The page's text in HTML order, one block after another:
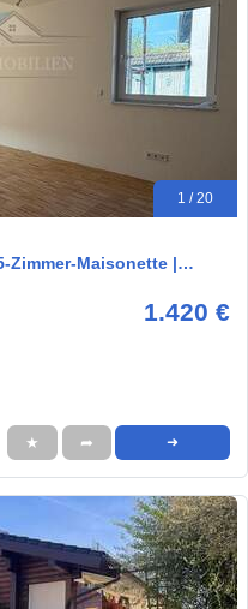
1 / 20
Zimmer-Maisonette |…
1.420 €
★ ➦ ➜